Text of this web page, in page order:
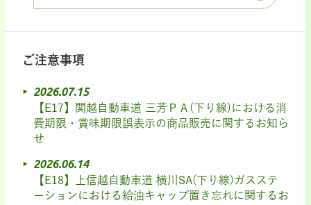
ご注意事項
2026.07.15
【E17】関越自動車道 三芳ＰＡ(下り線)における消
費期限・賞味期限誤表示の商品販売に関するお知ら
せ
2026.06.14
【E18】上信越自動車道 横川SA(下り線)ガスステ
ーションにおける給油キャップ置き忘れに関するお